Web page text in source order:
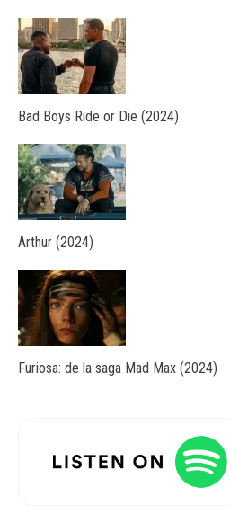
Bad Boys Ride or Die (2024)
Arthur (2024)
Furiosa: de la saga Mad Max (2024)